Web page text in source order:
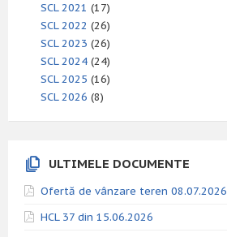
SCL 2021 (17)
SCL 2022 (26)
SCL 2023 (26)
SCL 2024 (24)
SCL 2025 (16)
SCL 2026 (8)
ULTIMELE DOCUMENTE
Ofertă de vânzare teren 08.07.2026
HCL 37 din 15.06.2026